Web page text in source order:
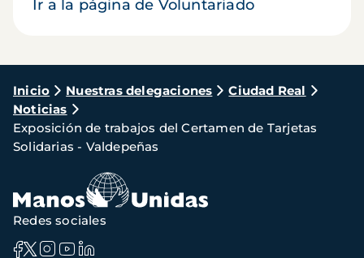
Ir a la página de Voluntariado
Ruta
de
navegación
Inicio Nuestras delegaciones
Ciudad Real
Noticias
Exposición de trabajos del Certamen de Tarjetas
Solidarias - Valdepeñas
Redes sociales